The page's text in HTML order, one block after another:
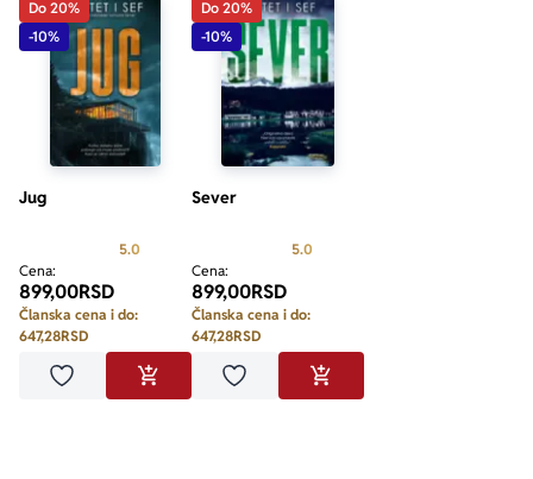
Do 20%
-10%
Jug
5.0 Prosecna ocena je 5.0 od 5
Cena:
899,00RSD
Članska cena i do:
647,28RSD
Dodaj u omiljeneDODAJ U KORPU
Do 20%
-10%
Sever
5.0
Cena:
899,00RSD
Članska cena i do:
647,28RSD
Dodaj u omiljeneDODAJ U KORPU